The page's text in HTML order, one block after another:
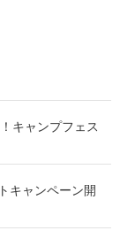
キャンプフェス
キャンペーン開